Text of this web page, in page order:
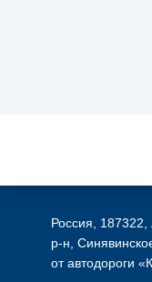
Россия, 187322,
р-н,
от автодороги